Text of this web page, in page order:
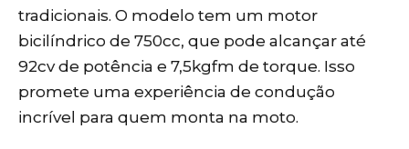
tradicionais. O modelo tem um motor
bicilíndrico de 750cc, que pode alcançar até
92cv de potência e 7,5kgfm de torque. Isso
promete uma experiência de condução
incrível para quem monta na moto.